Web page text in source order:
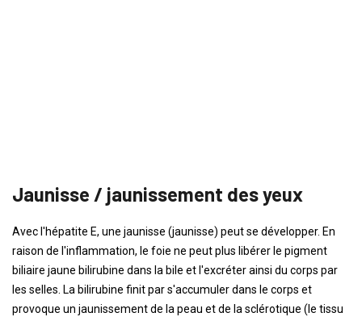
Jaunisse / jaunissement des yeux
Avec l'hépatite E, une jaunisse (jaunisse) peut se développer. En
raison de l'inflammation, le foie ne peut plus libérer le pigment
biliaire jaune bilirubine dans la bile et l'excréter ainsi du corps par
les selles. La bilirubine finit par s'accumuler dans le corps et
provoque un jaunissement de la peau et de la sclérotique (le tissu